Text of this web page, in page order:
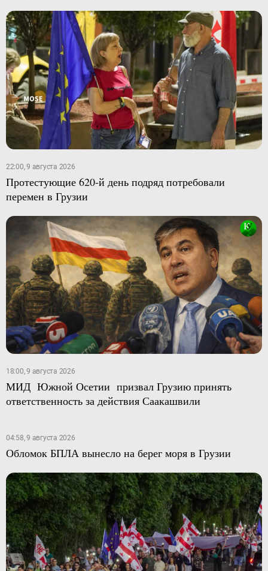
22:00, 9 августа 2026
Протестующие 620-й день подряд потребовали
перемен в Грузии
18:00, 9 августа 2026
МИД Южной Осетии призвал Грузию принять
ответственность за действия Саакашвили
04:58, 9 августа 2026
Обломок БПЛА вынесло на берег моря в Грузии